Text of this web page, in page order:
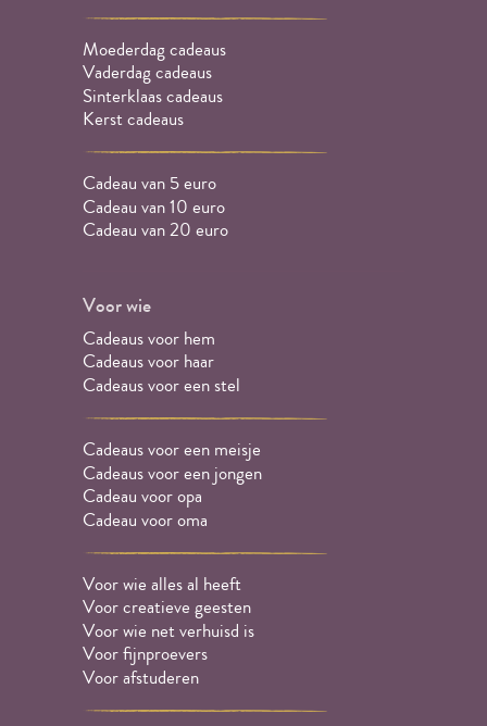
Moederdag cadeaus
Vaderdag cadeaus
Sinterklaas cadeaus
Kerst cadeaus
Cadeau van 5 euro
Cadeau van 10 euro
Cadeau van 20 euro
Voor wie
Cadeaus voor hem
Cadeaus voor haar
Cadeaus voor een stel
Cadeaus voor een meisje
Cadeaus voor een jongen
Cadeau voor opa
Cadeau voor oma
Voor wie alles al heeft
Voor creatieve geesten
Voor wie net verhuisd is
Voor fijnproevers
Voor afstuderen